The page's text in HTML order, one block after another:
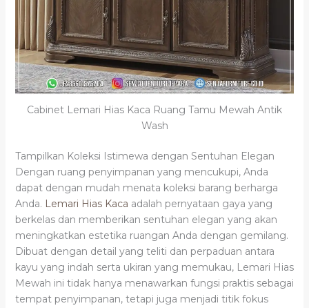
Cabinet Lemari Hias Kaca Ruang Tamu Mewah Antik
Wash
Tampilkan Koleksi Istimewa dengan Sentuhan Elegan
Dengan ruang penyimpanan yang mencukupi, Anda
dapat dengan mudah menata koleksi barang berharga
Anda. Lemari Hias Kaca adalah pernyataan gaya yang
berkelas dan memberikan sentuhan elegan yang akan
meningkatkan estetika ruangan Anda dengan gemilang.
Dibuat dengan detail yang teliti dan perpaduan antara
kayu yang indah serta ukiran yang memukau, Lemari Hias
Mewah ini tidak hanya menawarkan fungsi praktis sebagai
tempat penyimpanan, tetapi juga menjadi titik fokus